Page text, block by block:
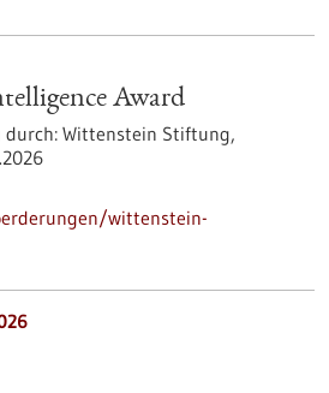
Award
durch: Wittenstein Stiftung,
wittenstein-